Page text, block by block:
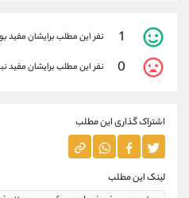
1 نفر این مطلب برایشان مفید
0 نفر این مطلب برایشان مفید
اشتراک گذاری این مطلب
لینک این مطلب